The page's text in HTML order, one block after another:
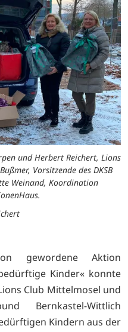
und Herbert Reichert, Lions
Vorsitzende des DKSB
Weinand, Koordination
gewordene Aktion
Kinder« konnte
Club Mittelmosel und
Bernkastel-Wittlich
Kindern aus der